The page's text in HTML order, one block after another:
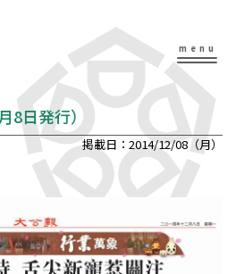
8日発行）
掲載日：2014/12/08（月）